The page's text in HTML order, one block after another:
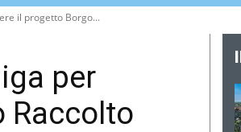
il progetto Borgo...
per
Raccolto